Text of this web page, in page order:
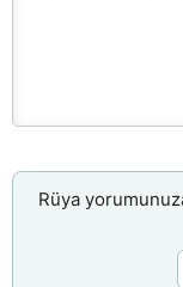
Rüya